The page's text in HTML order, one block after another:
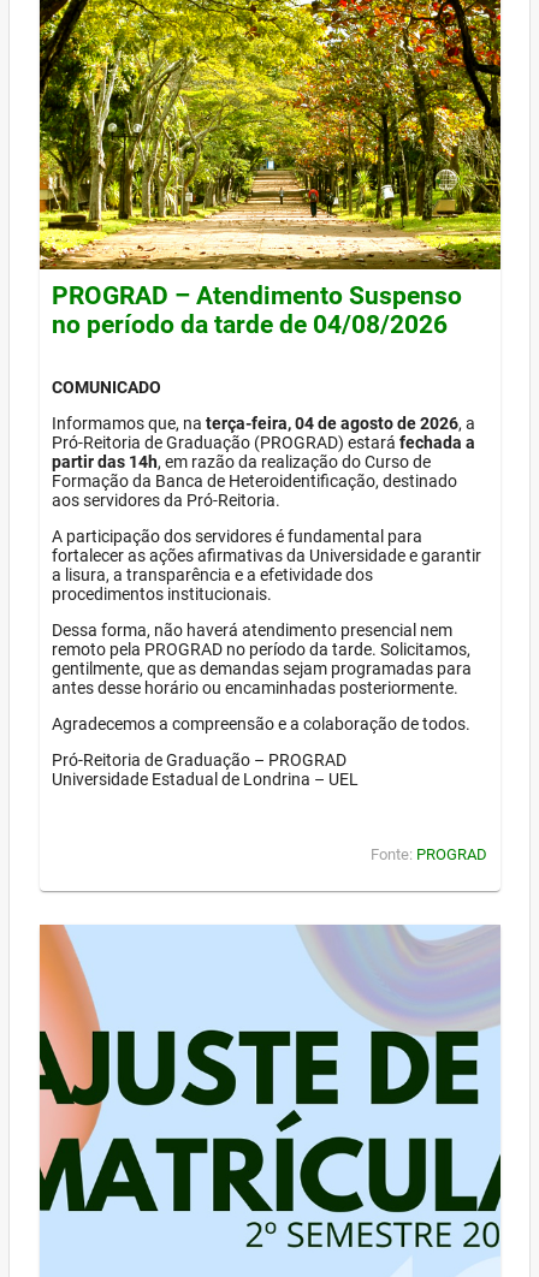
PROGRAD – Atendimento Suspenso
no período da tarde de 04/08/2026
COMUNICADO
Informamos que, na terça-feira, 04 de agosto de 2026, a
Pró-Reitoria de Graduação (PROGRAD) estará fechada a
partir das 14h, em razão da realização do Curso de
Formação da Banca de Heteroidentificação, destinado
aos servidores da Pró-Reitoria.
A participação dos servidores é fundamental para
fortalecer as ações afirmativas da Universidade e garantir
a lisura, a transparência e a efetividade dos
procedimentos institucionais.
Dessa forma, não haverá atendimento presencial nem
remoto pela PROGRAD no período da tarde. Solicitamos,
gentilmente, que as demandas sejam programadas para
antes desse horário ou encaminhadas posteriormente.
Agradecemos a compreensão e a colaboração de todos.
Pró-Reitoria de Graduação – PROGRAD
Universidade Estadual de Londrina – UEL
Fonte: PROGRAD